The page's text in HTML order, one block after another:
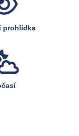
prohlídka